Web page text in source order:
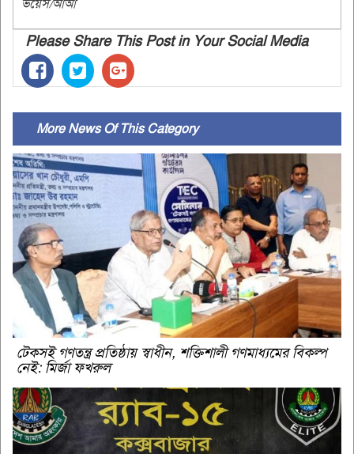
ভয়েস/আআ
Please Share This Post in Your Social Media
More News Of This Category
টেকসই গণতন্ত্র প্রতিষ্ঠায় স্বাধীন, শক্তিশালী গণমাধ্যমের বিকল্প
নেই: মির্জা ফখরুল